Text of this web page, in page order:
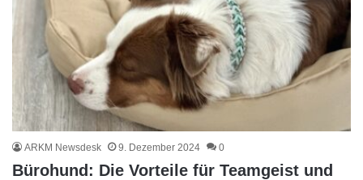
ARKM Newsdesk 9. Dezember 2024 0
Bürohund: Die Vorteile für Teamgeist und